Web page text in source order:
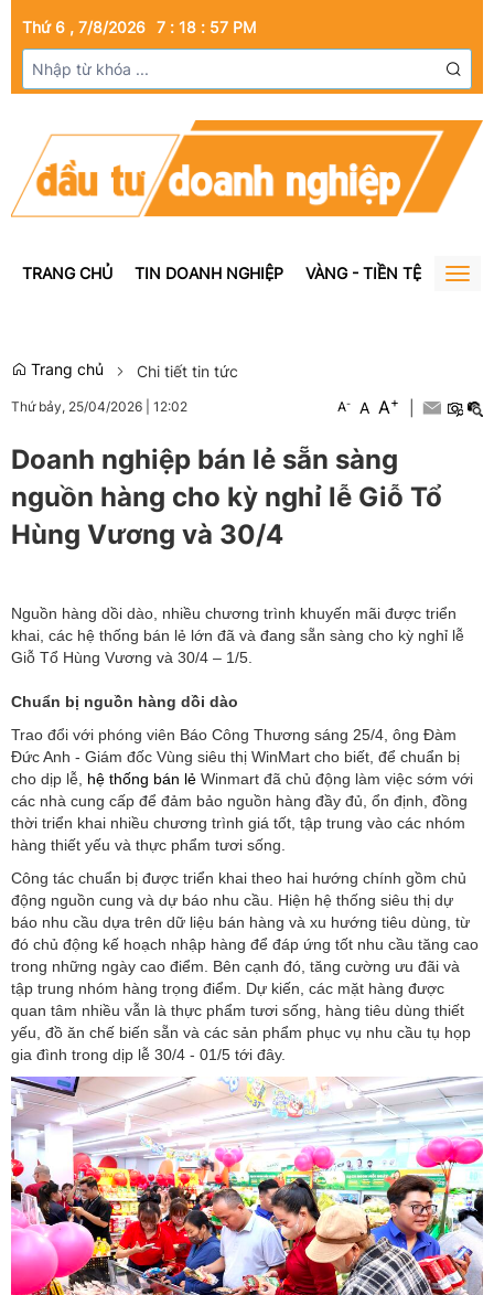
Thứ 6 , 7/8/2026 7 : 18 : 58 PM
TRANG CHỦ TIN DOANH NGHIỆP VÀNG - TIỀN TỆ BẤT
Trang chủ Chi tiết tin tức
Thứ bảy, 25/04/2026 12:02 A- A A+
Doanh nghiệp bán lẻ sẵn sàng
nguồn hàng cho kỳ nghỉ lễ Giỗ Tổ
Hùng Vương và 30/4
Nguồn hàng dồi dào, nhiều chương trình khuyến mãi được triển
khai, các hệ thống bán lẻ lớn đã và đang sẵn sàng cho kỳ nghỉ lễ
Giỗ Tổ Hùng Vương và 30/4 – 1/5.
Chuẩn bị nguồn hàng dồi dào
Trao đổi với phóng viên Báo Công Thương sáng 25/4, ông Đàm
Đức Anh - Giám đốc Vùng siêu thị WinMart cho biết, để chuẩn bị
cho dịp lễ, hệ thống bán lẻ Winmart đã chủ động làm việc sớm với
các nhà cung cấp để đảm bảo nguồn hàng đầy đủ, ổn định, đồng
thời triển khai nhiều chương trình giá tốt, tập trung vào các nhóm
hàng thiết yếu và thực phẩm tươi sống.
Công tác chuẩn bị được triển khai theo hai hướng chính gồm chủ
động nguồn cung và dự báo nhu cầu. Hiện hệ thống siêu thị dự
báo nhu cầu dựa trên dữ liệu bán hàng và xu hướng tiêu dùng, từ
đó chủ động kế hoạch nhập hàng để đáp ứng tốt nhu cầu tăng cao
trong những ngày cao điểm. Bên cạnh đó, tăng cường ưu đãi và
tập trung nhóm hàng trọng điểm. Dự kiến, các mặt hàng được
quan tâm nhiều vẫn là thực phẩm tươi sống, hàng tiêu dùng thiết
yếu, đồ ăn chế biến sẵn và các sản phẩm phục vụ nhu cầu tụ họp
gia đình trong dịp lễ 30/4 - 01/5 tới đây.